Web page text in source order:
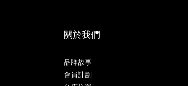
關於我們
品牌故事
會員計劃